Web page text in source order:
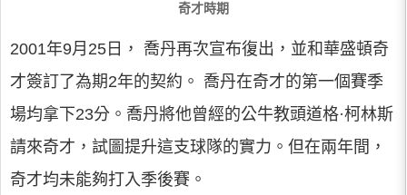
奇才時期
2001年9月25日， 喬丹再次宣布復出，並和華盛頓奇
才簽訂了為期2年的契約。 喬丹在奇才的第一個賽季
場均拿下23分。喬丹將他曾經的公牛教頭道格·柯林斯
請來奇才，試圖提升這支球隊的實力。但在兩年間，
奇才均未能夠打入季後賽。